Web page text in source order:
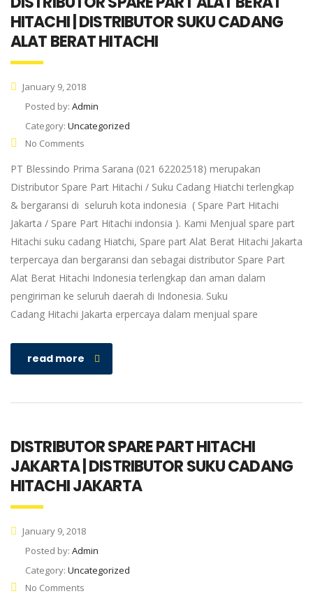
HITACHI | DISTRIBUTOR SUKU CADANG
ALAT BERAT HITACHI
January 9, 2018
Posted by: Admin
Category: Uncategorized
No Comments
PT Blessindo Prima Sarana (021 62202518) merupakan
Distributor Spare Part Hitachi / Suku Cadang Hiatchi terlengkap
& bergaransi di seluruh kota indonesia ( Spare Part Hitachi
Jakarta / Spare Part Hitachi indonsia ). Kami Menjual spare part
Hitachi suku cadang Hiatchi, Spare part Alat Berat Hitachi Jakarta
terpercaya dan bergaransi dan sebagai distributor Spare Part
Alat Berat Hitachi Indonesia terlengkap dan aman dalam
pengiriman ke seluruh daerah di Indonesia. Suku
Cadang Hitachi Jakarta erpercaya dalam menjual spare
read more
DISTRIBUTOR SPARE PART HITACHI
JAKARTA | DISTRIBUTOR SUKU CADANG
HITACHI JAKARTA
January 9, 2018
Posted by: Admin
Category: Uncategorized
No Comments